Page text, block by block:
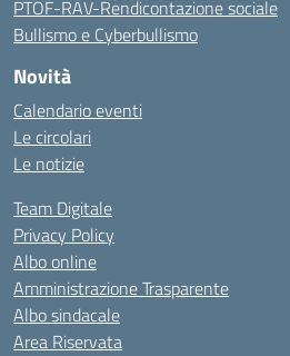
PTOF-RAV-Rendicontazione sociale
Bullismo e Cyberbullismo
Novità
Calendario eventi
Le circolari
Le notizie
Team Digitale
Privacy Policy
Albo online
Amministrazione Trasparente
Albo sindacale
Area Riservata